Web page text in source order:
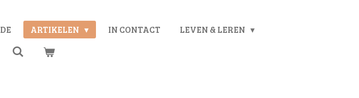
ARTIKELEN IN CONTACT LEVEN & LEREN